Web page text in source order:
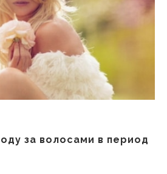
за волосами в период